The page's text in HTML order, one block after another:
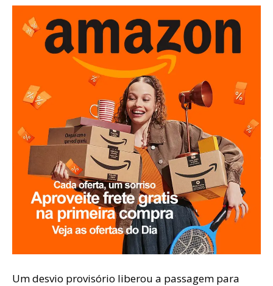
Um desvio provisório liberou a passagem para